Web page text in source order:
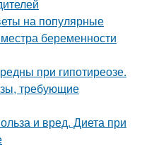
на популярные
беременности
при гипотиреозе.
требующие
и вред. Диета при